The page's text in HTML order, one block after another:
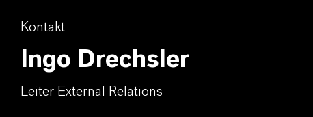
Kontakt
Ingo Drechsler
Leiter External Relations